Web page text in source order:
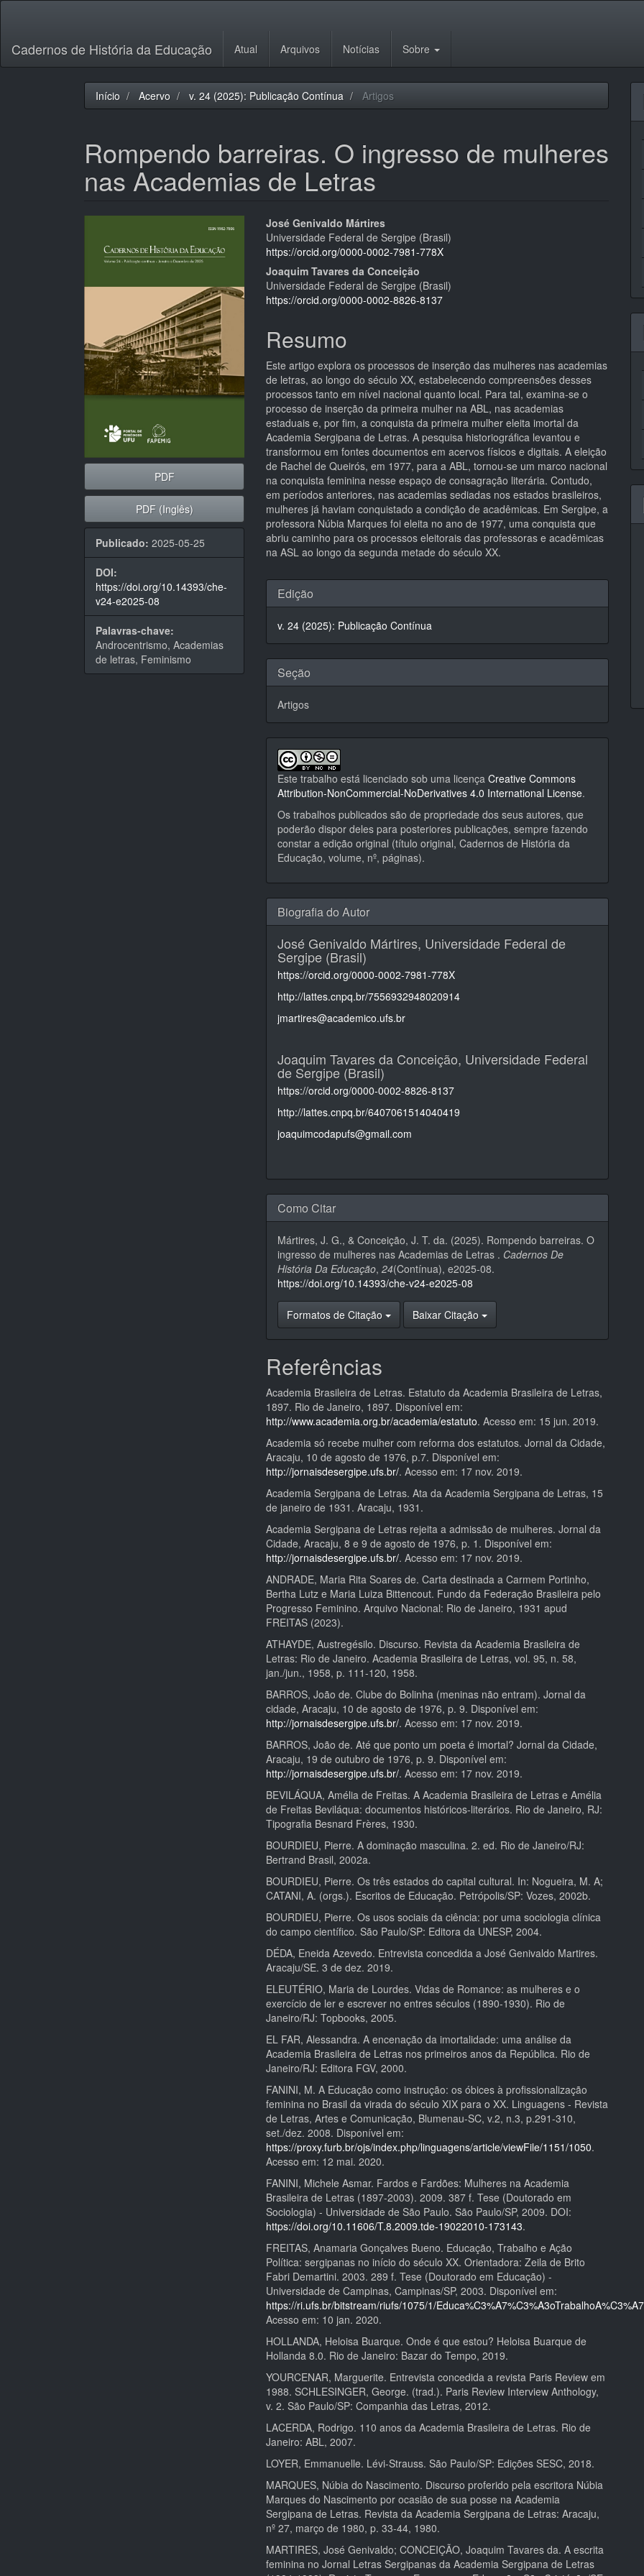
principal
Barra
Cadernos de História da Educação Atual Arquivos Notícias Sobre
Início Acervo v. 24 (2025): Publicação Contínua Artigos
Rompendo barreiras. O ingresso de mulheres
nas Academias de Letras
lateral
PDF
PDF (Inglês)
Publicado: 2025-05-25
DOI:
https://doi.org/10.14393/che-
v24-e2025-08
Palavras-chave:
Androcentrismo, Academias
de letras, Feminismo
Conteúdo
do
artigo
principal
José Genivaldo Mártires
Universidade Federal de Sergipe (Brasil)
https://orcid.org/0000-0002-7981-778X
Joaquim Tavares da Conceição
Universidade Federal de Sergipe (Brasil)
https://orcid.org/0000-0002-8826-8137
Resumo
Este artigo explora os processos de inserção das mulheres nas academias
de letras, ao longo do século XX, estabelecendo compreensões desses
processos tanto em nível nacional quanto local. Para tal, examina-se o
processo de inserção da primeira mulher na ABL, nas academias
estaduais e, por fim, a conquista da primeira mulher eleita imortal da
Academia Sergipana de Letras. A pesquisa historiográfica levantou e
transformou em fontes documentos em acervos físicos e digitais. A eleição
de Rachel de Queirós, em 1977, para a ABL, tornou-se um marco nacional
na conquista feminina nesse espaço de consagração literária. Contudo,
em períodos anteriores, nas academias sediadas nos estados brasileiros,
mulheres já haviam conquistado a condição de acadêmicas. Em Sergipe, a
professora Núbia Marques foi eleita no ano de 1977, uma conquista que
abriu caminho para os processos eleitorais das professoras e acadêmicas
na ASL ao longo da segunda metade do século XX.
Detalhes
do
artigo
Edição
v. 24 (2025): Publicação Contínua
Seção
Artigos
Este trabalho está licenciado sob uma licençaCreative Commons
Attribution-NonCommercial-NoDerivatives 4.0 International License.
Os trabalhos publicados são de propriedade dos seus autores, que
poderão dispor deles para posteriores publicações, sempre fazendo
constar a edição original (título original, Cadernos de História da
Educação, volume, nº, páginas).
Biografia do Autor
José Genivaldo Mártires, Universidade Federal de
Sergipe (Brasil)
https://orcid.org/0000-0002-7981-778X
http://lattes.cnpq.br/7556932948020914
jmartires@academico.ufs.br
Joaquim Tavares da Conceição, Universidade Federal
de Sergipe (Brasil)
https://orcid.org/0000-0002-8826-8137
http://lattes.cnpq.br/6407061514040419
joaquimcodapufs@gmail.com
Como Citar
Mártires, J. G., & Conceição, J. T. da. (2025). Rompendo barreiras. O
ingresso de mulheres nas Academias de Letras . Cadernos De
História Da Educação,24(Contínua), e2025-08.
https://doi.org/10.14393/che-v24-e2025-08
Formatos de Citação Baixar Citação
Referências
Academia Brasileira de Letras. Estatuto da Academia Brasileira de Letras,
1897. Rio de Janeiro, 1897. Disponível em:
http://www.academia.org.br/academia/estatuto. Acesso em: 15 jun. 2019.
Academia só recebe mulher com reforma dos estatutos. Jornal da Cidade,
Aracaju, 10 de agosto de 1976, p.7. Disponível em:
http://jornaisdesergipe.ufs.br/. Acesso em: 17 nov. 2019.
Academia Sergipana de Letras. Ata da Academia Sergipana de Letras, 15
de janeiro de 1931. Aracaju, 1931.
Academia Sergipana de Letras rejeita a admissão de mulheres. Jornal da
Cidade, Aracaju, 8 e 9 de agosto de 1976, p. 1. Disponível em:
http://jornaisdesergipe.ufs.br/. Acesso em: 17 nov. 2019.
ANDRADE, Maria Rita Soares de. Carta destinada a Carmem Portinho,
Bertha Lutz e Maria Luiza Bittencout. Fundo da Federação Brasileira pelo
Progresso Feminino. Arquivo Nacional: Rio de Janeiro, 1931 apud
FREITAS (2023).
ATHAYDE, Austregésilo. Discurso. Revista da Academia Brasileira de
Letras: Rio de Janeiro. Academia Brasileira de Letras, vol. 95, n. 58,
jan./jun., 1958, p. 111-120, 1958.
BARROS, João de. Clube do Bolinha (meninas não entram). Jornal da
cidade, Aracaju, 10 de agosto de 1976, p. 9. Disponível em:
http://jornaisdesergipe.ufs.br/. Acesso em: 17 nov. 2019.
BARROS, João de. Até que ponto um poeta é imortal? Jornal da Cidade,
Aracaju, 19 de outubro de 1976, p. 9. Disponível em:
http://jornaisdesergipe.ufs.br/. Acesso em: 17 nov. 2019.
BEVILÁQUA, Amélia de Freitas. A Academia Brasileira de Letras e Amélia
de Freitas Beviláqua: documentos históricos-literários. Rio de Janeiro, RJ:
Tipografia Besnard Frères, 1930.
BOURDIEU, Pierre. A dominação masculina. 2. ed. Rio de Janeiro/RJ:
Bertrand Brasil, 2002a.
BOURDIEU, Pierre. Os três estados do capital cultural. In: Nogueira, M. A;
CATANI, A. (orgs.). Escritos de Educação. Petrópolis/SP: Vozes, 2002b.
BOURDIEU, Pierre. Os usos sociais da ciência: por uma sociologia clínica
do campo científico. São Paulo/SP: Editora da UNESP, 2004.
DÉDA, Eneida Azevedo. Entrevista concedida a José Genivaldo Martires.
Aracaju/SE. 3 de dez. 2019.
ELEUTÉRIO, Maria de Lourdes. Vidas de Romance: as mulheres e o
exercício de ler e escrever no entres séculos (1890-1930). Rio de
Janeiro/RJ: Topbooks, 2005.
EL FAR, Alessandra. A encenação da imortalidade: uma análise da
Academia Brasileira de Letras nos primeiros anos da República. Rio de
Janeiro/RJ: Editora FGV, 2000.
FANINI, M. A Educação como instrução: os óbices à profissionalização
feminina no Brasil da virada do século XIX para o XX. Linguagens - Revista
de Letras, Artes e Comunicação, Blumenau-SC, v.2, n.3, p.291-310,
set./dez. 2008. Disponível em:
https://proxy.furb.br/ojs/index.php/linguagens/article/viewFile/1151/1050.
Acesso em: 12 mai. 2020.
FANINI, Michele Asmar. Fardos e Fardões: Mulheres na Academia
Brasileira de Letras (1897-2003). 2009. 387 f. Tese (Doutorado em
Sociologia) - Universidade de São Paulo. São Paulo/SP, 2009. DOI:
https://doi.org/10.11606/T.8.2009.tde-19022010-173143.
FREITAS, Anamaria Gonçalves Bueno. Educação, Trabalho e Ação
Política: sergipanas no início do século XX. Orientadora: Zeila de Brito
Fabri Demartini. 2003. 289 f. Tese (Doutorado em Educação) -
Universidade de Campinas, Campinas/SP, 2003. Disponível em:
https://ri.ufs.br/bitstream/riufs/1075/1/
Acesso em: 10 jan. 2020.
HOLLANDA, Heloisa Buarque. Onde é que estou? Heloisa Buarque de
Hollanda 8.0. Rio de Janeiro: Bazar do Tempo, 2019.
YOURCENAR, Marguerite. Entrevista concedida a revista Paris Review em
1988. SCHLESINGER, George. (trad.). Paris Review Interview Anthology,
v. 2. São Paulo/SP: Companhia das Letras, 2012.
LACERDA, Rodrigo. 110 anos da Academia Brasileira de Letras. Rio de
Janeiro: ABL, 2007.
LOYER, Emmanuelle. Lévi-Strauss. São Paulo/SP: Edições SESC, 2018.
MARQUES, Núbia do Nascimento. Discurso proferido pela escritora Núbia
Marques do Nascimento por ocasião de sua posse na Academia
Sergipana de Letras. Revista da Academia Sergipana de Letras: Aracaju,
nº 27, março de 1980, p. 33-44, 1980.
MARTIRES, José Genivaldo; CONCEIÇÃO, Joaquim Tavares da. A escrita
feminina no Jornal Letras Sergipanas da Academia Sergipana de Letras